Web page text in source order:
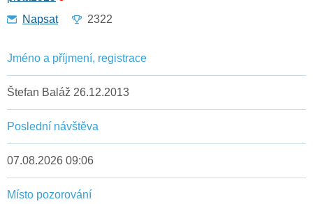
Napsat
2322
Jméno a příjmení, registrace
Štefan Baláž 26.12.2013
Poslední návštěva
07.08.2026 09:06
Místo pozorování